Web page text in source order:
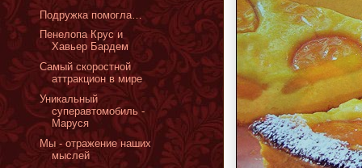
Подружка помогла…
Пенелопа Крус и
Хавьер Бардем
Самый скоростной
аттракцион в мире
Уникальный
суперавтомобиль -
Маруся
Мы - отражение наших
мыслей